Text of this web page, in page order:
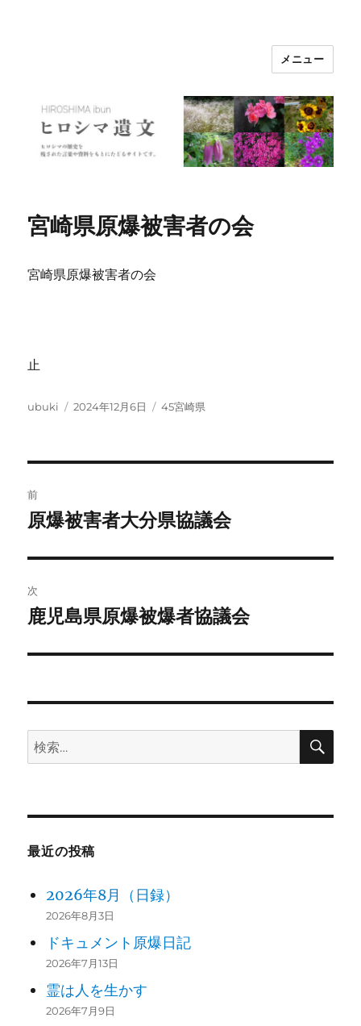
メニュー
宮崎県原爆被害者の会
宮崎県原爆被害者の会
止
投
ubuki
投
2024年12月6日
カ
45宮崎県
稿
ビ
ゲ
ー
ン
前
前
投
稿:
原爆被害者大分県協議会
次
次
投
鹿児島県原爆被爆者協議会
検
索:
検
最近の投稿
2026年8月（日録）
2026年8月3日
ドキュメント原爆日記
2026年7月13日
霊は人を生かす
2026年7月9日